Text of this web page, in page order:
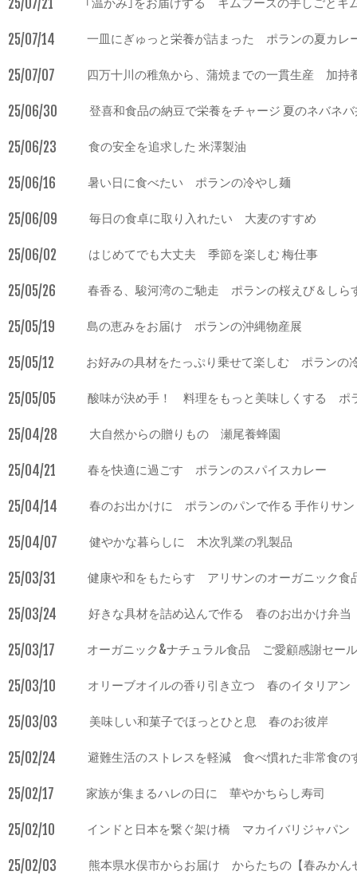
25/07/21
25/07/14 一皿にぎゅっと栄養が詰まった ポランの夏カレ
25/07/07 四万十川の稚魚から、蒲焼までの一貫生産 加持
25/06/30 登喜和食品の納豆で栄養をチャージ 夏のネバネ
25/06/23 食の安全を追求した 米澤製油
25/06/16 暑い日に食べたい ポランの冷やし麺
25/06/09 毎日の食卓に取り入れたい 大麦のすすめ
25/06/02 はじめてでも大丈夫 季節を楽しむ 梅仕事
25/05/26 春香る、駿河湾のご馳走 ポランの桜えび＆しら
25/05/19 島の恵みをお届け ポランの沖縄物産展
25/05/12 お好みの具材をたっぷり乗せて楽しむ ポランの
25/05/05 酸味が決め手！ 料理をもっと美味しくする ポ
25/04/28 大自然からの贈りもの 瀬尾養蜂園
25/04/21 春を快適に過ごす ポランのスパイスカレー
25/04/14 春のお出かけに ポランのパンで作る 手作りサン
25/04/07 健やかな暮らしに 木次乳業の乳製品
25/03/31 健康や和をもたらす アリサンのオーガニック食
25/03/24 好きな具材を詰め込んで作る 春のお出かけ弁当
25/03/17 オーガニック&ナチュラル食品 ご愛顧感謝セール
25/03/10 オリーブオイルの香り引き立つ 春のイタリアン
25/03/03 美味しい和菓子でほっとひと息 春のお彼岸
25/02/24 避難生活のストレスを軽減 食べ慣れた非常食の
25/02/17 家族が集まるハレの日に 華やかちらし寿司
25/02/10 インドと日本を繋ぐ架け橋 マカイバリジャパン
25/02/03 熊本県水俣市からお届け からたちの【春みかん